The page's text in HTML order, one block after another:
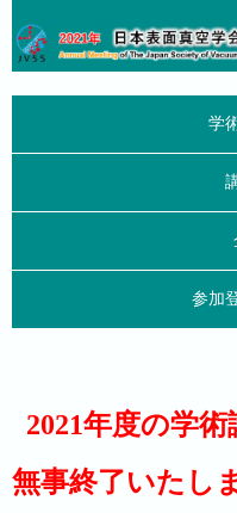
学
参加
2021年度の学
無事終了いたし